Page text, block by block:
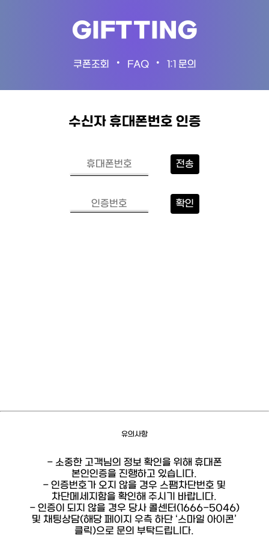
GIFTTING
쿠폰조회 • FAQ • 1:1 문의
수신자 휴대폰번호 인증
전송
확인
유의사항
- 소중한 고객님의 정보 확인을 위해 휴대폰
본인인증을 진행하고 있습니다.
- 인증번호가 오지 않을 경우 스팸차단번호 및
차단메세지함을 확인해 주시기 바랍니다.
- 인증이 되지 않을 경우 당사 콜센터(1666-5046)
및 채팅상담(해당 페이지 우측 하단 ‘스마일 아이콘’
클릭)으로 문의 부탁드립니다.